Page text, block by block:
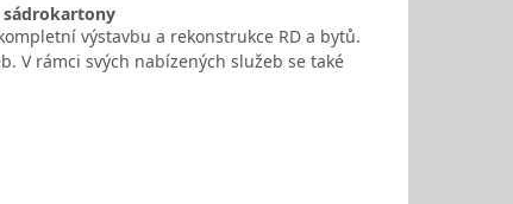
sádrokartony
výstavbu a rekonstrukce RD a bytů.
V rámci svých nabízených služeb se také